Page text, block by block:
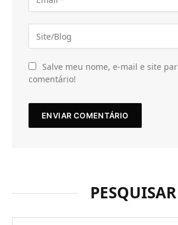
Salve meu nome, e-mail e site
comentário!
PESQUISAR